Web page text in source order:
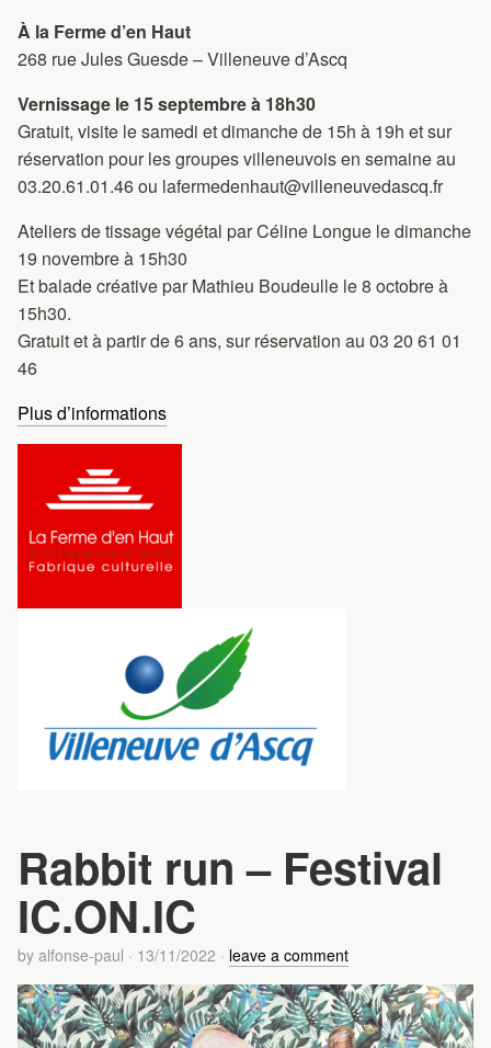
À la Ferme d’en Haut
268 rue Jules Guesde – Villeneuve d’Ascq
Vernissage le 15 septembre à 18h30
Gratuit, visite le samedi et dimanche de 15h à 19h et sur
réservation pour les groupes villeneuvois en semaine au
03.20.61.01.46 ou lafermedenhaut@villeneuvedascq.fr
Ateliers de tissage végétal par Céline Longue le dimanche
19 novembre à 15h30
Et balade créative par Mathieu Boudeulle le 8 octobre à
15h30.
Gratuit et à partir de 6 ans, sur réservation au 03 20 61 01
46
Plus d’informations
Rabbit run – Festival
IC.ON.IC
by alfonse-paul · 13/11/2022 · leave a comment